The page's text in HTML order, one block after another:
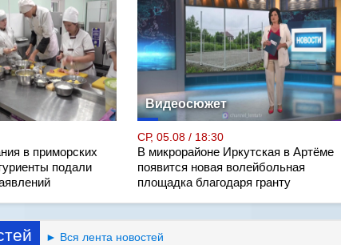
в приморских
подали
Видеосюжет
СР, 05.08 / 18:30
В микрорайоне Иркутская в Артёме
появится новая волейбольная
площадка благодаря гранту
► Вся лента новостей